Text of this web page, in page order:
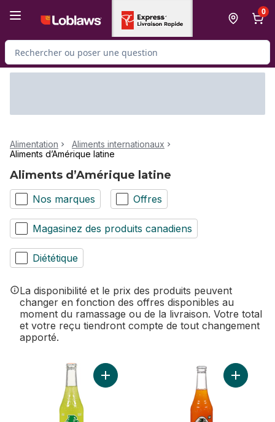
0
Rechercher des produits
Alimentation
Aliments internationaux
Aliments d’Amérique latine
Aliments d’Amérique latine
Nos marques Offres
Magasinez des produits canadiens
Diététique
La disponibilité et le prix des produits peuvent
changer en fonction des offres disponibles au
moment du ramassage ou de la livraison. Votre total
et votre reçu tiendront compte de tout changement
apporté.
Ajouter Lime Soft Drink au panierAjouter